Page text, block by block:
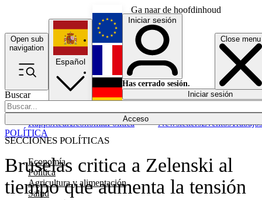
Ga naar de hoofdinhoud
Open sub
navigation
Close menu
Buscar
Acceso
SECCIONES POLÍTICAS
Economía
Política
Agricultura y alimentación
Salud
RapporteurEconomíaPolítica NewslettersEventosTrabajos
Español
English
Français
Iniciar sesión
Has cerrado sesión.
Iniciar sesión
Bruselas critica a Zelenski al
tiempo que aumenta la tensión
POLÍTICA